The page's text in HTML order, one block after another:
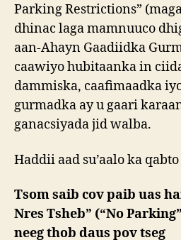
Parking Restrictions”
dhinac laga mamnuuco
aan-Ahayn Gaadiidka
caawiyo hubitaanka in
dammiska, caafimaadka
gurmadka ay u gaari
ganacsiyada jid walba.
Haddii aad su’aalo ka
Tsom saib cov paib uas
Nres Tsheb” (“No
neeg thob daus pov tseg